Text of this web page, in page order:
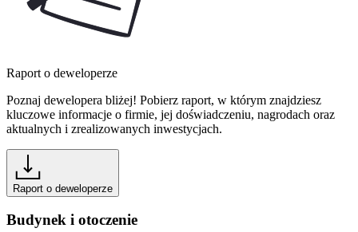
Raport o deweloperze
Poznaj dewelopera bliżej! Pobierz raport, w którym znajdziesz
kluczowe informacje o firmie, jej doświadczeniu, nagrodach oraz
aktualnych i zrealizowanych inwestycjach.
Raport o deweloperze
Budynek i otoczenie